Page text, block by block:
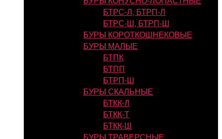
БТРС-Л, БТРП-Л
БТРС-Ш, БТРП-Ш
БУРЫ КОРОТКОШНЕКОВЫЕ
БУРЫ МАЛЫЕ
БТПК
БТПП
БТРП-Ш
БУРЫ СКАЛЬНЫЕ
БТКК-Л
БТКК-Т
БТКК-Ш